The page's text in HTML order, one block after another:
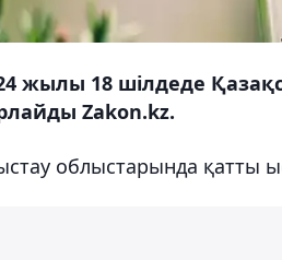
жылы 18 шілдеде
Zakon.kz.
облыстарында қатты